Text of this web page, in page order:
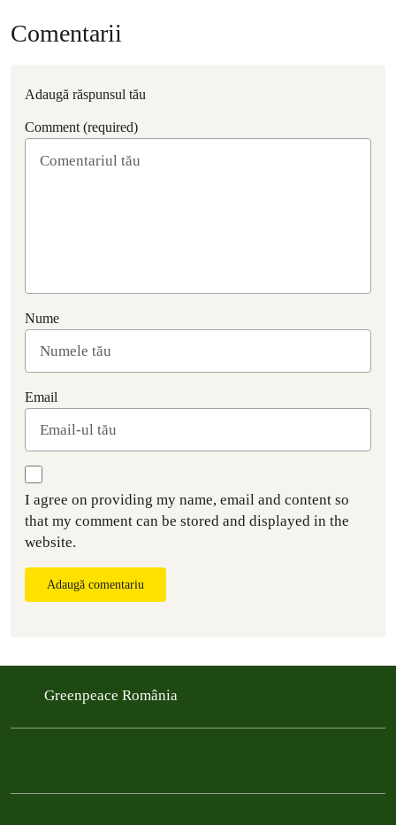
Comentarii
Adaugă răspunsul tău
Comment (required)
Nume
Email
I agree on providing my name, email and content so
that my comment can be stored and displayed in the
website.
Adaugă comentariu
Greenpeace România